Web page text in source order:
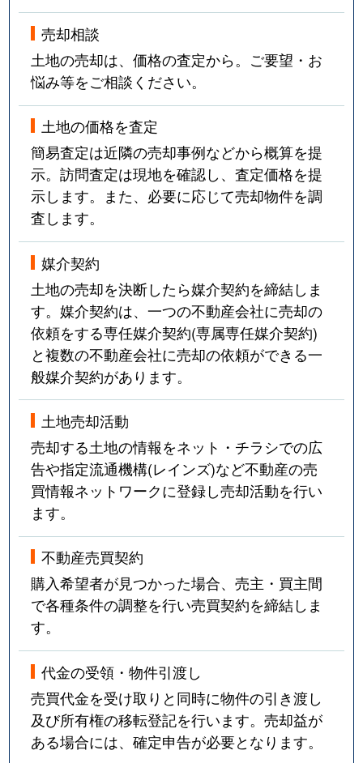
売却相談
土地の売却は、価格の査定から。ご要望・お
悩み等をご相談ください。
土地の価格を査定
簡易査定は近隣の売却事例などから概算を提
示。訪問査定は現地を確認し、査定価格を提
示します。また、必要に応じて売却物件を調
査します。
媒介契約
土地の売却を決断したら媒介契約を締結しま
す。媒介契約は、一つの不動産会社に売却の
依頼をする専任媒介契約(専属専任媒介契約)
と複数の不動産会社に売却の依頼ができる一
般媒介契約があります。
土地売却活動
売却する土地の情報をネット・チラシでの広
告や指定流通機構(レインズ)など不動産の売
買情報ネットワークに登録し売却活動を行い
ます。
不動産売買契約
購入希望者が見つかった場合、売主・買主間
で各種条件の調整を行い売買契約を締結しま
す。
代金の受領・物件引渡し
売買代金を受け取りと同時に物件の引き渡し
及び所有権の移転登記を行います。売却益が
ある場合には、確定申告が必要となります。